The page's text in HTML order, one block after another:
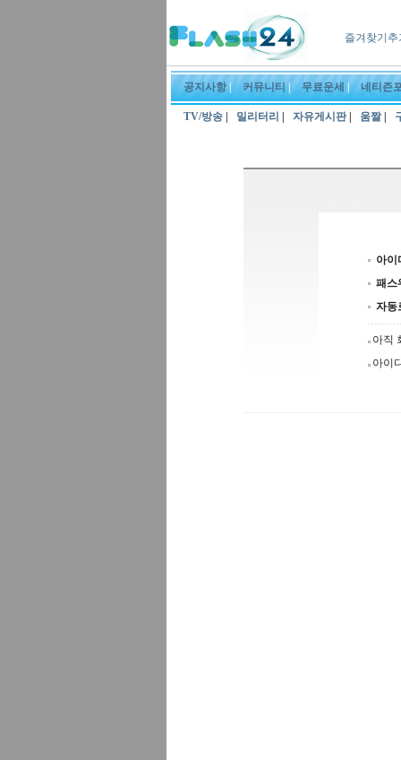
즐겨찾기
공지사항| 커뮤니티| 무료운세 |네티즌
TV/방송 밀리터리 |자유게시판| 움짤|
아이
패스
자동
아직
아이